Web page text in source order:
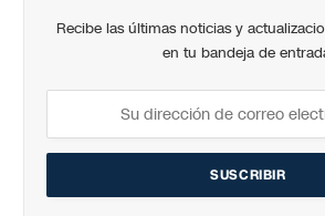
Recibe las últimas noticias y
en tu bandeja de